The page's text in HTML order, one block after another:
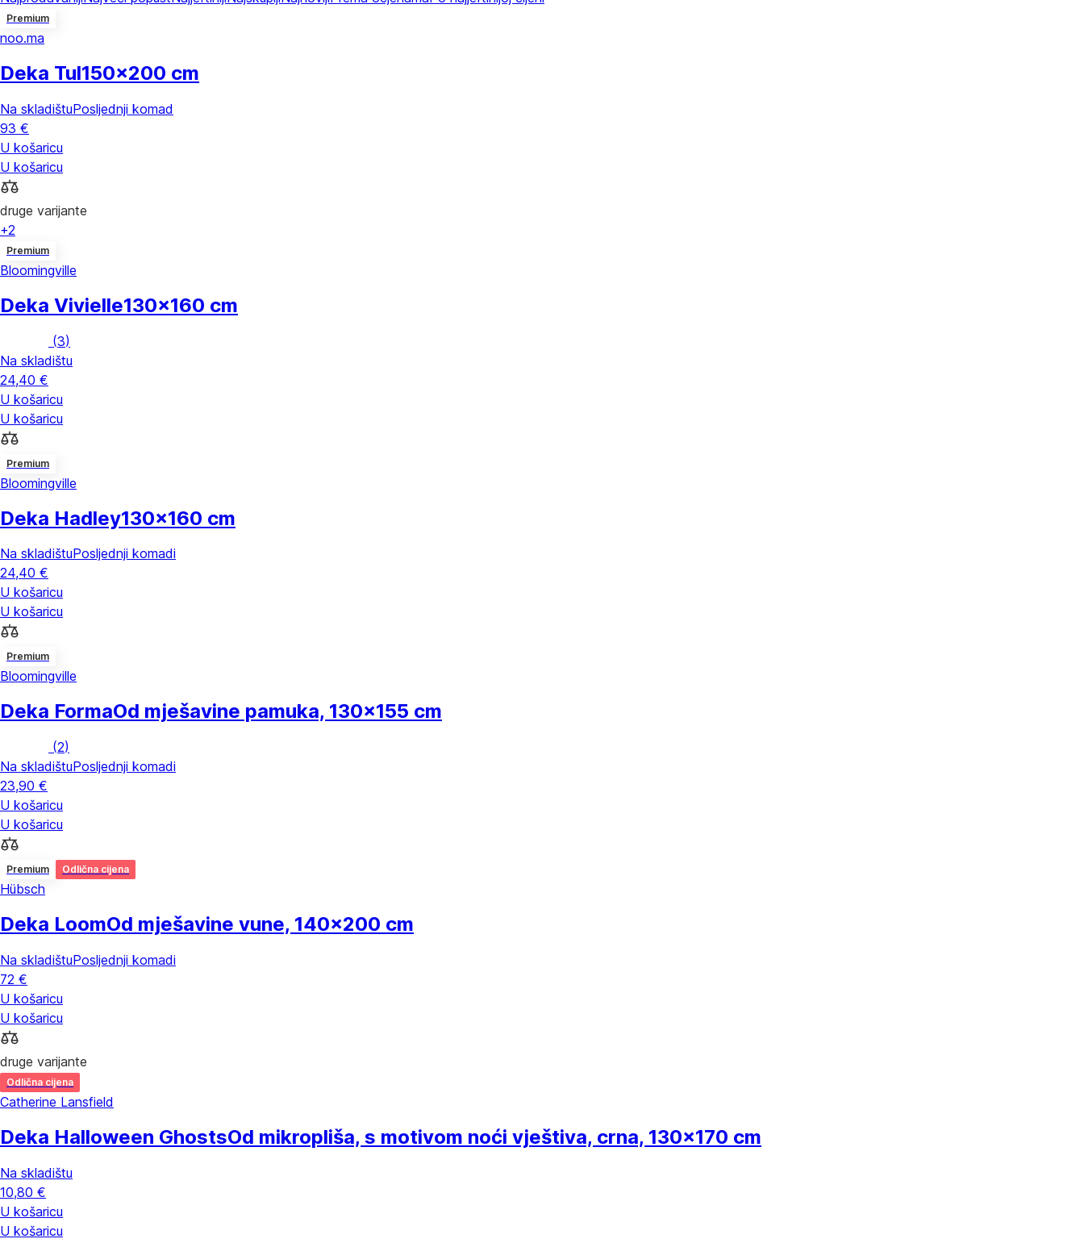
Premium
noo.ma
Deka Tul150x200 cm
Na skladištuPosljednji komad
93 €
U košaricu
U košaricu
druge varijante
+2
Premium
Bloomingville
Deka Vivielle130x160 cm
(3)
Na skladištu
24,40 €
U košaricu
U košaricu
Premium
Bloomingville
Deka Hadley130x160 cm
Na skladištuPosljednji komadi
24,40 €
U košaricu
U košaricu
Premium
Bloomingville
Deka FormaOd mješavine pamuka, 130x155 cm
(2)
Na skladištuPosljednji komadi
23,90 €
U košaricu
U košaricu
Premium Odlična cijena
Hübsch
Deka LoomOd mješavine vune, 140x200 cm
Na skladištuPosljednji komadi
72 €
U košaricu
U košaricu
druge varijante
Odlična cijena
Catherine Lansfield
Deka Halloween GhostsOd mikropliša, s motivom noći vještiva, crna, 130x170 cm
Na skladištu
10,80 €
U košaricu
U košaricu